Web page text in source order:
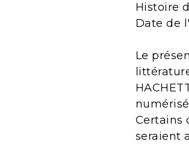
Histoire
Date de
Le
Certains
seraient